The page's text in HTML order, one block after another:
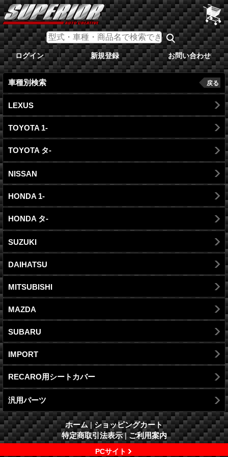
ログイン 新規登録 お問い合わせ
車種別検索 戻る
LEXUS
TOYOTA 1-
TOYOTA タ-
NISSAN
HONDA 1-
HONDA タ-
SUZUKI
DAIHATSU
MITSUBISHI
MAZDA
SUBARU
IMPORT
RECARO用シートカバー
汎用パーツ
ホーム | ショッピングカート
特定商取引法表示 | ご利用案内
PCサイト